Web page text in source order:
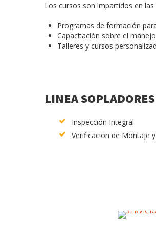
Los cursos son impartidos en
Programas de formación
Capacitación sobre el
Talleres y cursos
LINEA
Inspección Integral
Verificacion de Montaje